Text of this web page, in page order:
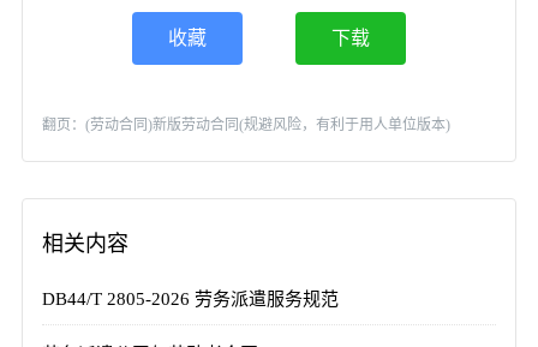
收藏 下载
翻页：(劳动合同)新版劳动合同(规避风险，有利于用人单位版本)
相关内容
DB44/T 2805-2026 劳务派遣服务规范